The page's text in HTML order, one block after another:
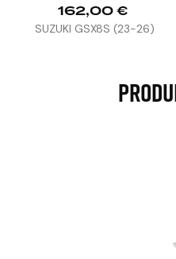
162,00 €
SUZUKI GSX8S (23-26)